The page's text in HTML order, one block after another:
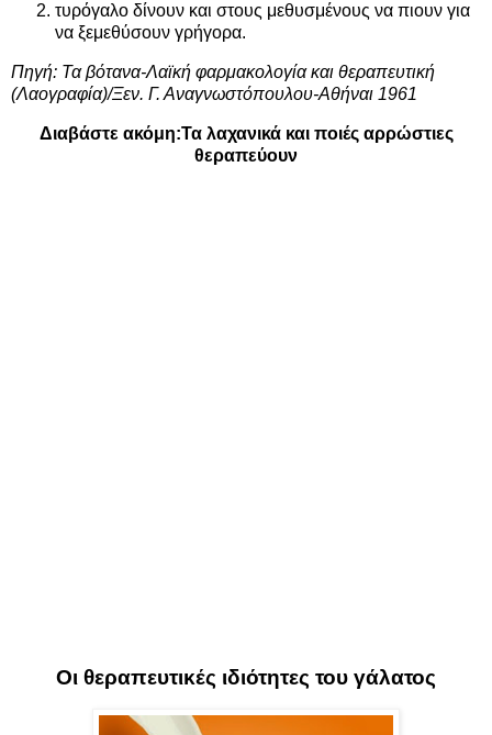
τυρόγαλο δίνουν και στους μεθυσμένους να πιουν για
να ξεμεθύσουν γρήγορα.
Πηγή: Τα βότανα-Λαϊκή φαρμακολογία και θεραπευτική
(Λαογραφία)/Ξεν. Γ. Αναγνωστόπουλου-Αθήναι 1961
Διαβάστε ακόμη:Τα λαχανικά και ποιές αρρώστιες
θεραπεύουν
Οι θεραπευτικές ιδιότητες του γάλατος